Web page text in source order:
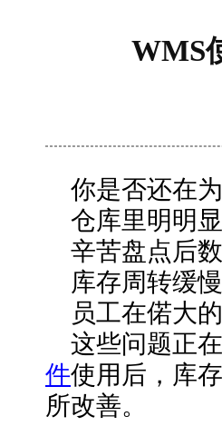
WMS
你是否还在
仓库里明明
辛苦盘点后
库存周转缓
员工在偌大
这些问题正
件使用 后，库
所改善。